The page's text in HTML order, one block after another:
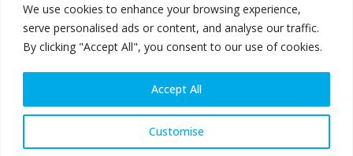
We use cookies to enhance your browsing experience,
serve personalised ads or content, and analyse our traffic.
By clicking "Accept All", you consent to our use of cookies.
Customise
Accept All
北京市朝阳区霄云路40号院国航世纪大厦1号楼3层3F
E:china@worldsteel.org
使用条款|隐私政策
|网站地图|VAT Number BE 0406.597.373